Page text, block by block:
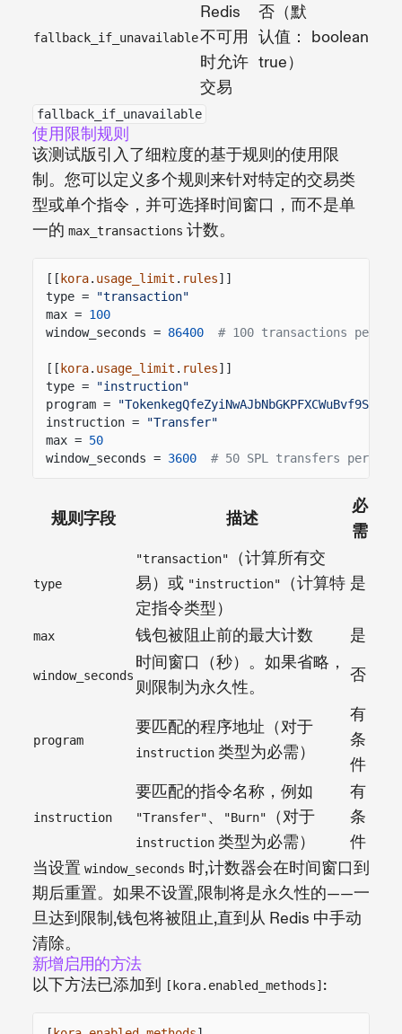
fallback_if_unavailable
Redis
不可用
时允许
交易
否（默
认值：
true）
boolean
fallback_if_unavailable
使用限制规则
该测试版引入了细粒度的基于规则的使用限
制。您可以定义多个规则来针对特定的交易类
型或单个指令，并可选择时间窗口，而不是单
一的 max_transactions 计数。
[[ kora. usage_limit . rules]]
type =
"transaction"
max = 100
window_seconds = 86400 # 100 transactions per
[[ kora. usage_limit . rules]]
type =
"instruction"
program =
instruction =
"Transfer"
max = 50
window_seconds = 3600 # 50 SPL transfers per
规则字段 描述
必
需
type
"transaction"
（计算所有交
易）或 "instruction"
（计算特
定指令类型）
是
max 钱包被阻止前的最大计数 是
window_seconds
时间窗口（秒）。如果省略，
则限制为永久性。
否
program
要匹配的程序地址（对于
instruction 类型为必需）
有
条
件
instruction
要匹配的指令名称，例如
"Transfer"、 "Burn" （对于
instruction 类型为必需）
有
条
件
当设置 window_seconds 时,计数器会在时间窗口到
期后重置。如果不设置,限制将是永久性的——一
旦达到限制,钱包将被阻止,直到从 Redis 中手动
清除。
新增启用的方法
以下方法已添加到
[kora.enabled_methods] :